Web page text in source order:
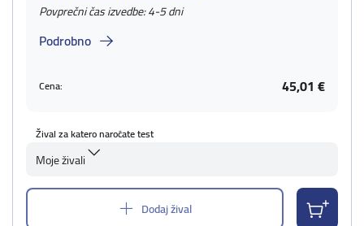
Povprečni čas izvedbe: 4-5 dni
Podrobno
Cena: 45,01 €
Žival za katero naročate test
Moje živali
Dodaj žival